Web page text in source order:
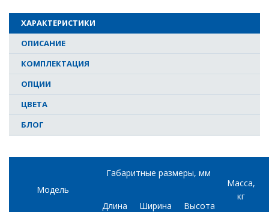
ХАРАКТЕРИСТИКИ
ОПИСАНИЕ
КОМПЛЕКТАЦИЯ
ОПЦИИ
ЦВЕТА
БЛОГ
Модель
Габаритные размеры, мм
Масса,
кг
Длина
Ширина Высота